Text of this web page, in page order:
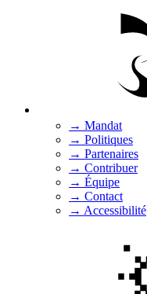
→ Mandat
→ Politiques
→ Partenaires
→ Contribuer
→ Équipe
→ Contact
→ Accessibilité